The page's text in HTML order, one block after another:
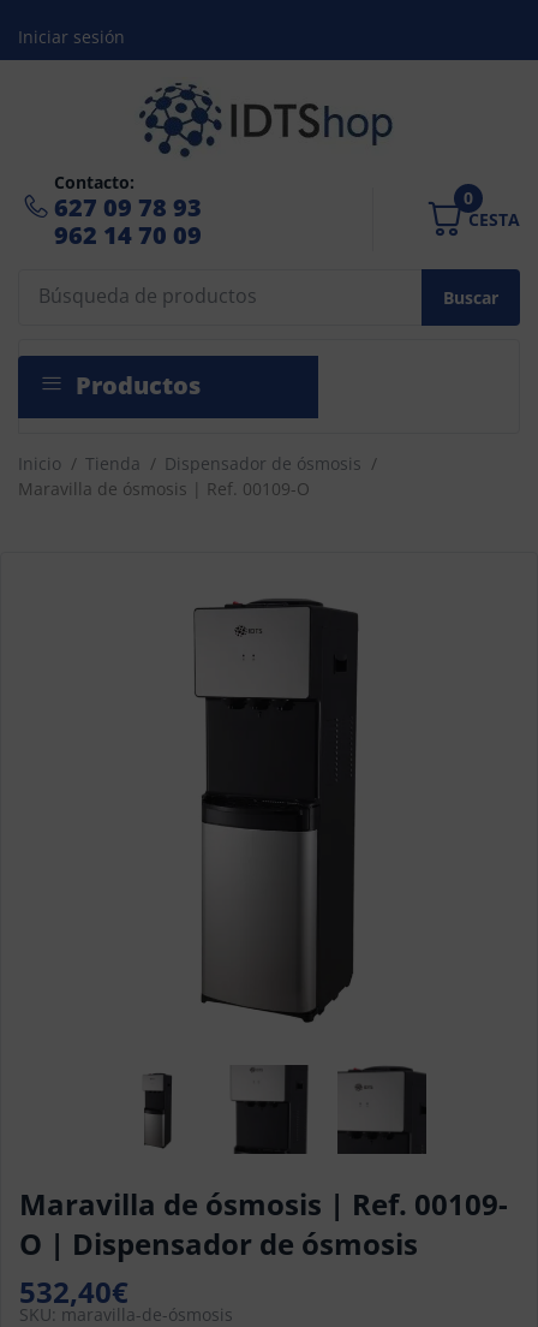
Iniciar sesión
Buscar
Contacto:
627 09 78 93
962 14 70 09
CESTA
0
Productos
Inicio / Tienda / Dispensador de ósmosis /
Maravilla de ósmosis | Ref. 00109-O
Maravilla de ósmosis | Ref. 00109-
O | Dispensador de ósmosis
532,40€
SKU: maravilla-de-ósmosis